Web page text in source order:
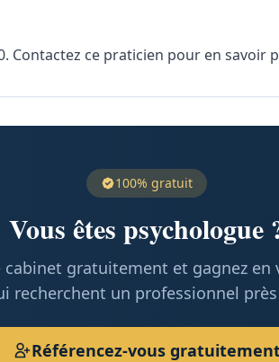
Contactez ce praticien pour en
100% gratuit
Vous êtes psychologue
cabinet gratuitement et gagnez
recherchent un professionnel près
Référencez-vous